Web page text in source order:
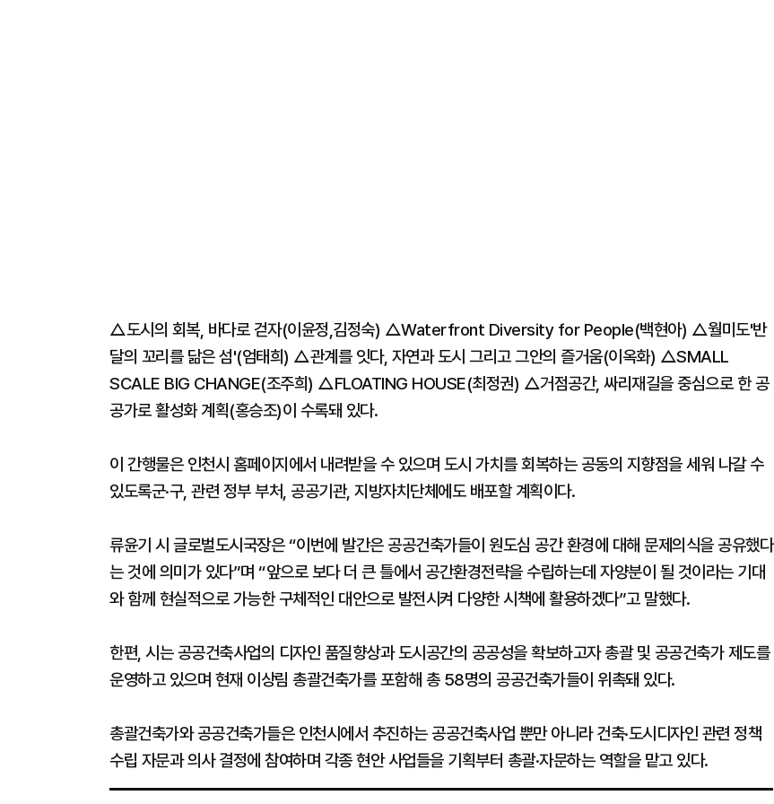
△도시의 회복, 바다로 걷자(이윤정,김정숙) △Waterfront Diversity for People(백현아) △월미도'반
달의 꼬리를 닮은 섬'(엄태희) △관계를 잇다, 자연과 도시 그리고 그안의 즐거움(이옥화) △SMALL
SCALE BIG CHANGE(조주희) △FLOATING HOUSE(최정권) △거점공간, 싸리재길을 중심으로 한 공
공가로 활성화 계획(홍승조)이 수록돼 있다.
이 간행물은 인천시 홈페이지에서 내려받을 수 있으며 도시 가치를 회복하는 공동의 지향점을 세워 나갈 수
있도록군·구, 관련 정부 부처, 공공기관, 지방자치단체에도 배포할 계획이다.
류윤기 시 글로벌도시국장은 “이번에 발간은 공공건축가들이 원도심 공간 환경에 대해 문제의식을 공유했다
는 것에 의미가 있다”며 “앞으로 보다 더 큰 틀에서 공간환경전략을 수립하는데 자양분이 될 것이라는 기대
와 함께 현실적으로 가능한 구체적인 대안으로 발전시켜 다양한 시책에 활용하겠다”고 말했다.
한편, 시는 공공건축사업의 디자인 품질향상과 도시공간의 공공성을 확보하고자 총괄 및 공공건축가 제도를
운영하고 있으며 현재 이상림 총괄건축가를 포함해 총 58명의 공공건축가들이 위촉돼 있다.
총괄건축가와 공공건축가들은 인천시에서 추진하는 공공건축사업 뿐만 아니라 건축·도시디자인 관련 정책
수립 자문과 의사 결정에 참여하며 각종 현안 사업들을 기획부터 총괄·자문하는 역할을 맡고 있다.